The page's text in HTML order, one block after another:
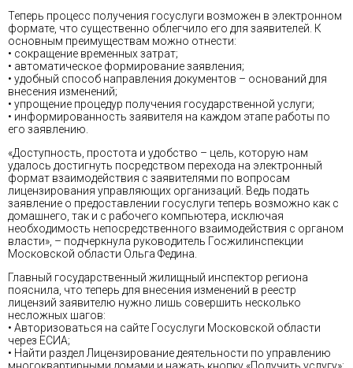
Теперь процесс получения госуслуги возможен в электронном
формате, что существенно облегчило его для заявителей. К
основным преимуществам можно отнести:
• сокращение временных затрат;
• автоматическое формирование заявления;
• удобный способ направления документов – оснований для
внесения изменений;
• упрощение процедур получения государственной услуги;
• информированность заявителя на каждом этапе работы по
его заявлению.
«Доступность, простота и удобство – цель, которую нам
удалось достигнуть посредством перехода на электронный
формат взаимодействия с заявителями по вопросам
лицензирования управляющих организаций. Ведь подать
заявление о предоставлении госуслуги теперь возможно как с
домашнего, так и с рабочего компьютера, исключая
необходимость непосредственного взаимодействия с органом
власти», – подчеркнула руководитель Госжилинспекции
Московской области Ольга Федина.
Главный государственный жилищный инспектор региона
пояснила, что теперь для внесения изменений в реестр
лицензий заявителю нужно лишь совершить несколько
несложных шагов:
• Авторизоваться на сайте Госуслуги Московской области
через ЕСИА;
• Найти раздел Лицензирование деятельности по управлению